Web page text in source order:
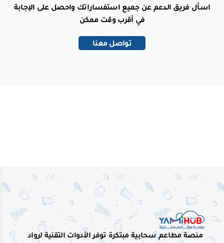
اسأل فريق الدعم عن جميع استفساراتك واحصل على الإجابة
في أقرب وقت ممكن
تواصل معنا
منصة مطاعم سحابية مبتكرة توفر الأدوات التقنية لرواد